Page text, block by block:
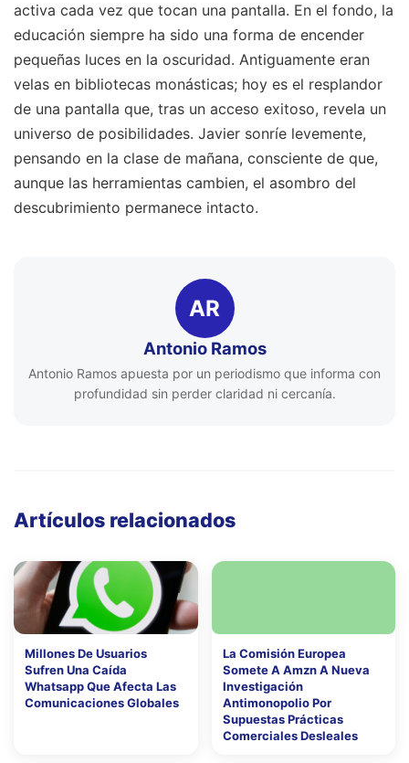
activa cada vez que tocan una pantalla. En el fondo, la
educación siempre ha sido una forma de encender
pequeñas luces en la oscuridad. Antiguamente eran
velas en bibliotecas monásticas; hoy es el resplandor
de una pantalla que, tras un acceso exitoso, revela un
universo de posibilidades. Javier sonríe levemente,
pensando en la clase de mañana, consciente de que,
aunque las herramientas cambien, el asombro del
descubrimiento permanece intacto.
AR
Antonio Ramos
Antonio Ramos apuesta por un periodismo que informa con
profundidad sin perder claridad ni cercanía.
Artículos relacionados
Millones De Usuarios
Sufren Una Caída
Whatsapp Que Afecta Las
Comunicaciones Globales
La Comisión Europea
Somete A Amzn A Nueva
Investigación
Antimonopolio Por
Supuestas Prácticas
Comerciales Desleales